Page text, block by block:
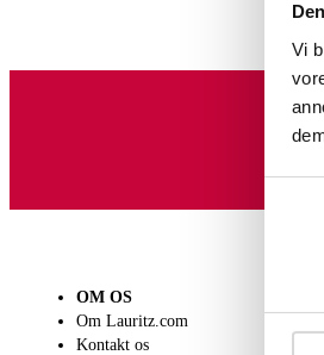
Vi
OM OS
Om Lauritz.com
Kontakt os